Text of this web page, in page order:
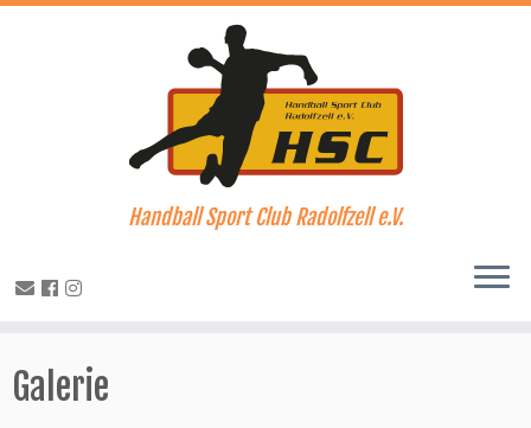
Inhalt
springen
Handball Sport Club Radolfzell e.V.
Galerie